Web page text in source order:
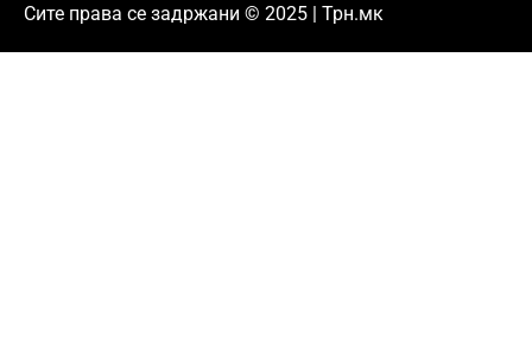
Сите права се задржани © 2025 | Трн.мк